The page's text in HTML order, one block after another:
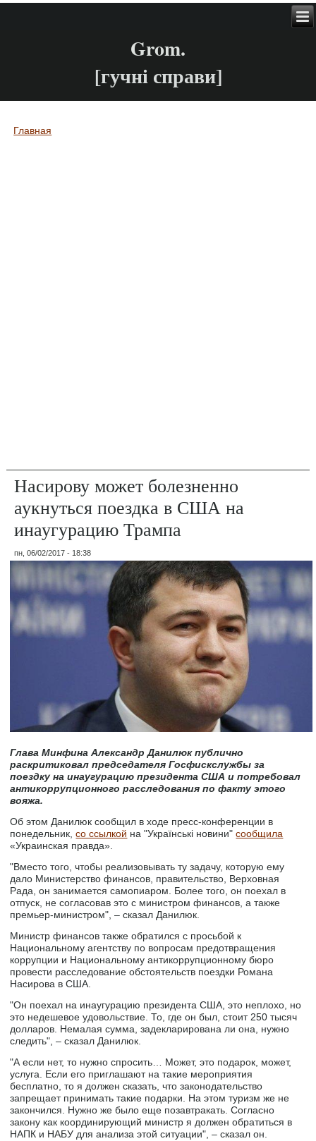
Grom.
[гучні справи]
Вы здесь
Главная
Насирову может болезненно
аукнуться поездка в США на
инаугурацию Трампа
пн, 06/02/2017 - 18:38
Глава Минфина Александр Данилюк публично
раскритиковал председателя Госфискслужбы за
поездку на инаугурацию президента США и потребовал
антикоррупционного расследования по факту этого
вояжа.
Об этом Данилюк сообщил в ходе пресс-конференции в
понедельник,со ссылкой на "Українські новини"сообщила
«Украинская правда».
"Вместо того, чтобы реализовывать ту задачу, которую ему
дало Министерство финансов, правительство, Верховная
Рада, он занимается самопиаром. Более того, он поехал в
отпуск, не согласовав это с министром финансов, а также
премьер-министром", – сказал Данилюк.
Министр финансов также обратился с просьбой к
Национальному агентству по вопросам предотвращения
коррупции и Национальному антикоррупционному бюро
провести расследование обстоятельств поездки Романа
Насирова в США.
"Он поехал на инаугурацию президента США, это неплохо, но
это недешевое удовольствие. То, где он был, стоит 250 тысяч
долларов. Немалая сумма, задекларирована ли она, нужно
следить", – сказал Данилюк.
"А если нет, то нужно спросить… Может, это подарок, может,
услуга. Если его приглашают на такие мероприятия
бесплатно, то я должен сказать, что законодательство
запрещает принимать такие подарки. На этом туризм же не
закончился. Нужно же было еще позавтракать. Согласно
закону как координирующий министр я должен обратиться в
НАПК и НАБУ для анализа этой ситуации", – сказал он.